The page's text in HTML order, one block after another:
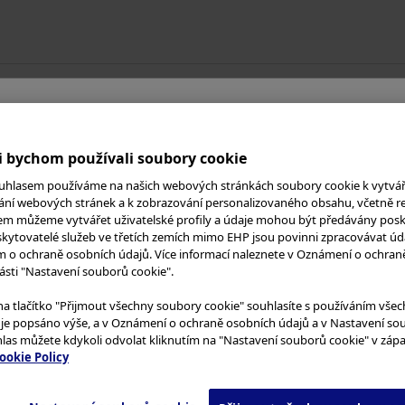
Asie a Tichomoří
Čína
Hongkong
Indie
Japonsko
Korea
Malajsie
Nový Zéland
Olympus
tyto webové stránky, pozorně si přečtěte
webové stránky jsou určeny pouze pro
k jakýmkoli materiálům z těchto
pokud nejste odborníkem v oblasti
za účelem lepšího komfortu
bychom používali soubory cookie
používáme na našich webových stránkách soubory cookie k
webových stránek a k zobrazování personalizovaného obsahu, včetně
můžeme vytvářet uživatelské profily a údaje mohou být předávány
služeb ve třetích zemích mimo EHP jsou povinni zpracovávat
o ochraně osobních údajů. Více informací naleznete v Oznámení o
"Nastavení souborů cookie".
tlačítko "Přijmout všechny soubory cookie" souhlasíte s používáním
popsáno výše, a v Oznámení o ochraně osobních údajů a v Nastavení
můžete kdykoli odvolat kliknutím na "Nastavení souborů cookie" v
Policy